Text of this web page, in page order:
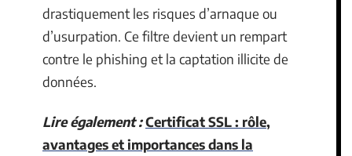
drastiquement les risques d’arnaque ou
d’usurpation. Ce filtre devient un rempart
contre le phishing et la captation illicite de
données.
Lire également :Certificat SSL : rôle,
avantages et importances dans la